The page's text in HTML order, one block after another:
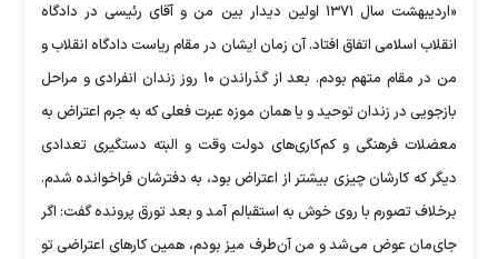
«اردیبهشت سال ۱۳۷۱ اولین دیدار بین من و آقای رئیسی در دادگاه
انقلاب اسلامی اتفاق افتاد. آن زمان ایشان در مقام ریاست دادگاه انقلاب و
من در مقام متهم بودم. بعد از گذراندن ۱۰ روز زندان انفرادی و مراحل
بازجویی در زندان توحید و یا همان موزه عبرت فعلی که به جرم اعتراض به
معضلات فرهنگی و کم‌کاری‌های دولت وقت و البته دستگیری تعدادی
دیگر که کارشان چیزی بیشتر از اعتراض بود، به دفترشان فراخوانده شدم.
برخلاف تصورم با روی خوش به استقبالم آمد و بعد تورق پرونده گفت: اگر
جای‌مان عوض می‌شد و من آن‌طرف میز بودم، همین کار‌های اعتراضی تو